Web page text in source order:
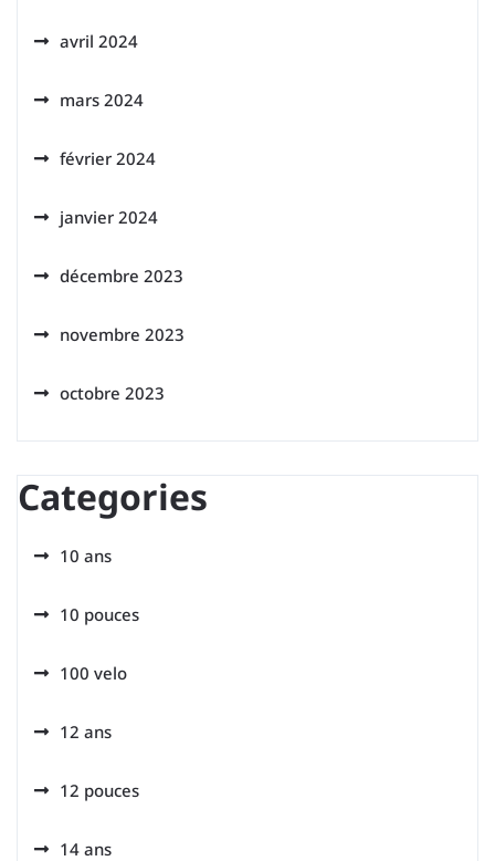
avril 2024
mars 2024
février 2024
janvier 2024
décembre 2023
novembre 2023
octobre 2023
Categories
10 ans
10 pouces
100 velo
12 ans
12 pouces
14 ans